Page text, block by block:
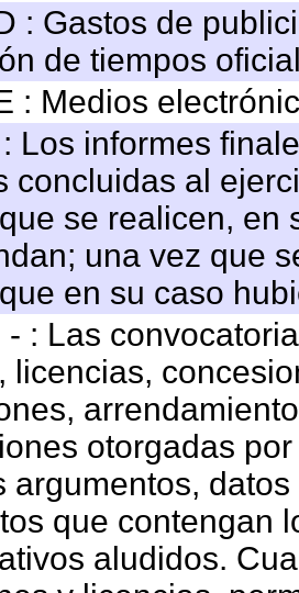
: Gastos de
de tiempos
: Medios
Los informes
concluidas al
se realicen, en
una vez que
en su caso
- : Las
licencias,
otorgadas
argumentos,
que contengan
aludidos.